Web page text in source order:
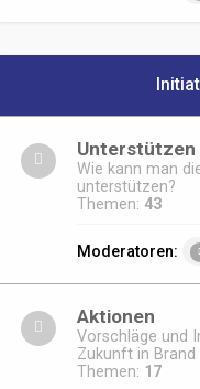
Unterstützen
Wie kann man
unterstützen?
Themen: 43
Moderatoren:
Aktionen
Vorschläge und
Zukunft in Brand
Themen: 17